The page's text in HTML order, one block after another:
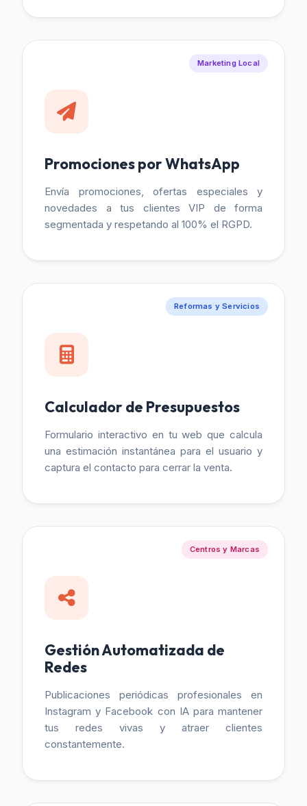
Marketing Local
Promociones por WhatsApp
Envía promociones, ofertas especiales y
novedades a tus clientes VIP de forma
segmentada y respetando al 100% el RGPD.
Reformas y Servicios
Calculador de Presupuestos
Formulario interactivo en tu web que calcula
una estimación instantánea para el usuario y
captura el contacto para cerrar la venta.
Centros y Marcas
Gestión Automatizada de
Redes
Publicaciones periódicas profesionales en
Instagram y Facebook con IA para mantener
tus redes vivas y atraer clientes
constantemente.